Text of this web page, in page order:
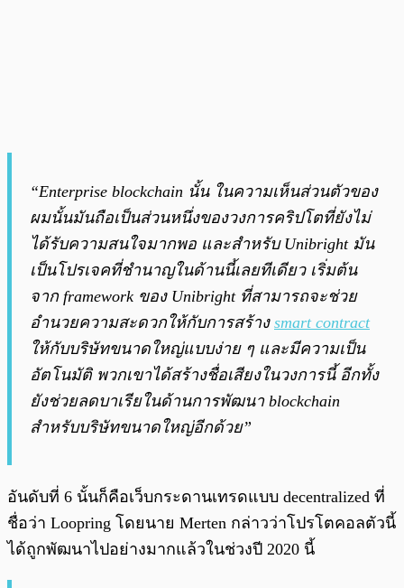
“Enterprise blockchain นั้น ในความเห็นส่วนตัวของ
ผมนั้นมันถือเป็นส่วนหนึ่งของวงการคริปโตที่ยังไม่
ได้รับความสนใจมากพอ และสำหรับ Unibright มัน
เป็นโปรเจคที่ชำนาญในด้านนี้เลยทีเดียว เริ่มต้น
จาก framework ของ Unibright ที่สามารถจะช่วย
อำนวยความสะดวกให้กับการสร้าง smart contract
ให้กับบริษัทขนาดใหญ่แบบง่าย ๆ และมีความเป็น
อัตโนมัติ พวกเขาได้สร้างชื่อเสียงในวงการนี้ อีกทั้ง
ยังช่วยลดบาเรียในด้านการพัฒนา blockchain
สำหรับบริษัทขนาดใหญ่อีกด้วย”
อันดับที่ 6 นั้นก็คือเว็บกระดานเทรดแบบ decentralized ที่
ชื่อว่า Loopring โดยนาย Merten กล่าวว่าโปรโตคอลตัวนี้
ได้ถูกพัฒนาไปอย่างมากแล้วในช่วงปี 2020 นี้